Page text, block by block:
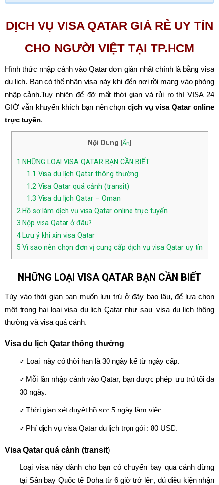
DỊCH VỤ VISA QATAR GIÁ RẺ UY TÍN
CHO NGƯỜI VIỆT TẠI TP.HCM
Hình thức nhập cảnh vào Qatar đơn giản nhất chính là bằng visa
du lịch. Bạn có thể nhận visa này khi đến nơi rồi mang vào phòng
nhập cảnh.Tuy nhiên để đỡ mất thời gian và rủi ro thì VISA 24
GIỜ vẫn khuyến khích bạn nên chọndịch vụ visa Qatar online
trực tuyến.
Nội Dung Ẩn
1 NHỮNG LOẠI VISA QATAR BẠN CẦN BIẾT
1.1 Visa du lịch Qatar thông thường
1.2Visa Qatar quá cảnh (transit)
1.3 Visa du lịch Qatar – Oman
2Hồ sơ làm dịch vụ visa Qatar online trực tuyến
3 Nộp visa Qatar ở đâu?
4Lưu ý khi xin visa Qatar
5Vì sao nên chọn đơn vị cung cấp dịch vụ visa Qatar uy tín
NHỮNG LOẠI VISA QATAR BẠN CẦN BIẾT
Tùy vào thời gian bạn muốn lưu trú ở đây bao lâu, để lựa chọn
một trong hai loại visa du lịch Qatar như sau: visa du lịch thông
thường và visa quá cảnh.
Visa du lịch Qatar thông thường
✔ Loại này có thời hạn là 30 ngày kể từ ngày cấp.
✔ Mỗi lần nhập cảnh vào Qatar, bạn được phép lưu trú tối đa
30 ngày.
✔ Thời gian xét duyệt hồ sơ: 5 ngày làm việc.
✔ Phí dịch vụ visa Qatar du lịch trọn gói : 80 USD.
Visa Qatar quá cảnh (transit)
Loại visa này dành cho bạn có chuyến bay quá cảnh dừng
tại Sân bay Quốc tế Doha từ 6 giờ trở lên, đủ điều kiện nhận